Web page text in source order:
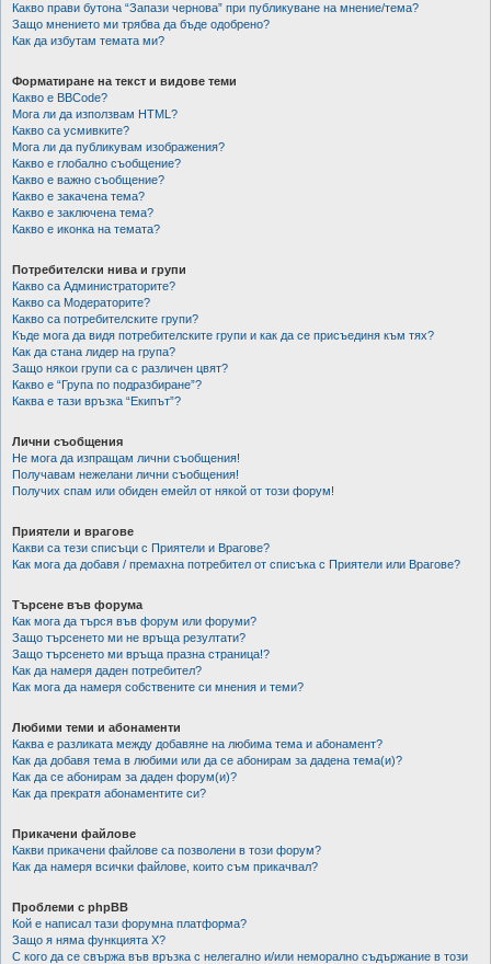
Какво прави бутона “Запази чернова” при публикуване на мнение/тема?
Защо мнението ми трябва да бъде одобрено?
Как да избутам темата ми?
Форматиране на текст и видове теми
Какво е BBCode?
Мога ли да използвам HTML?
Какво са усмивките?
Мога ли да публикувам изображения?
Какво е глобално съобщение?
Какво е важно съобщение?
Какво е закачена тема?
Какво е заключена тема?
Какво е иконка на темата?
Потребителски нива и групи
Какво са Администраторите?
Какво са Модераторите?
Какво са потребителските групи?
Къде мога да видя потребителските групи и как да се присъединя към тях?
Как да стана лидер на група?
Защо някои групи са с различен цвят?
Какво е “Група по подразбиране”?
Каква е тази връзка “Екипът”?
Лични съобщения
Не мога да изпращам лични съобщения!
Получавам нежелани лични съобщения!
Получих спам или обиден емейл от някой от този форум!
Приятели и врагове
Какви са тези списъци с Приятели и Врагове?
Как мога да добавя / премахна потребител от списъка с Приятели или Врагове?
Търсене във форума
Как мога да търся във форум или форуми?
Защо търсенето ми не връща резултати?
Защо търсенето ми връща празна страница!?
Как да намеря даден потребител?
Как мога да намеря собствените си мнения и теми?
Любими теми и абонаменти
Каква е разликата между добавяне на любима тема и абонамент?
Как да добавя тема в любими или да се абонирам за дадена тема(и)?
Как да се абонирам за даден форум(и)?
Как да прекратя абонаментите си?
Прикачени файлове
Какви прикачени файлове са позволени в този форум?
Как да намеря всички файлове, които съм прикачвал?
Проблеми с phpBB
Кой е написал тази форумна платформа?
Защо я няма функцията X?
С кого да се свържа във връзка с нелегално и/или неморално съдържание в този